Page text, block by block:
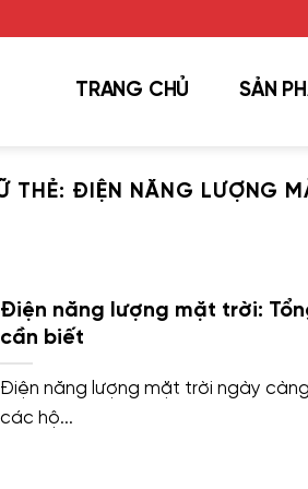
TRANG CHỦ SẢN
THẺ: ĐIỆN NĂNG LƯỢNG
Điện năng lượng mặt trời:
cần biết
Điện năng lượng mặt trời ngày
các hộ...